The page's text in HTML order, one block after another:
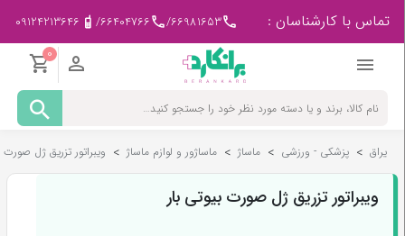
تماس با کارشناسان : 66981653
/
66404766
/
09124213646
0
مادر
کودک
پزشکی
-
ورزشی
یراق > پزشکی - ورزشی > ماساژ > ماساژور و لوازم ماساژ > ویبراتور تزریق ژل صورت
ویبراتور تزریق ژل صورت بیوتی بار